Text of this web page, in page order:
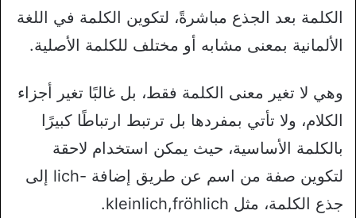
الكلمة بعد الجذع مباشرةً، لتكوين الكلمة في اللغة
الألمانية بمعنى مشابه أو مختلف للكلمة الأصلية.
وهي لا تغير معنى الكلمة فقط، بل غالبًا تغير أجزاء
الكلام، ولا تأتي بمفردها بل ترتبط ارتباطًا كبيرًا
بالكلمة الأساسية، حيث يمكن استخدام لاحقة
لتكوين صفة من اسم عن طريق إضافة -lich إلى
جذع الكلمة، مثل kleinlich,fröhlich.